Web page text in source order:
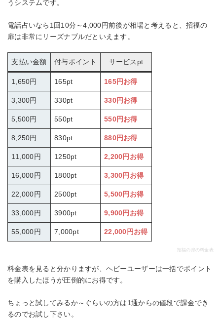
うシステムです。
電話占いなら1回10分～4,000円前後が相場と考えると、招福の
扉は非常にリーズナブルだといえます。
支払い金額 付与ポイント サービスpt
1,650円 165pt 165円お得
3,300円 330pt 330円お得
5,500円 550pt 550円お得
8,250円 830pt 880円お得
11,000円 1250pt 2,200円お得
16,000円 1800pt 3,300円お得
22,000円 2500pt 5,500円お得
33,000円 3900pt 9,900円お得
55,000円 7,000pt 22,000円お得
招福の扉の料金表
料金表を見ると分かりますが、ヘビーユーザーは一括でポイント
を購入したほうが圧倒的にお得です。
ちょっと試してみるか～ぐらいの方は1通からの値段で課金でき
るのでお試し下さい。